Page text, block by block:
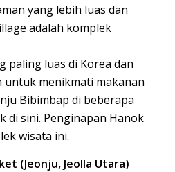
yang lebih luas dan
adalah komplek
paling luas di Korea dan
untuk menikmati makanan
Bibimbap di beberapa
di sini. Penginapan Hanok
wisata ini.
(Jeonju, Jeolla Utara)